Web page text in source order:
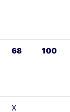
68 100
X